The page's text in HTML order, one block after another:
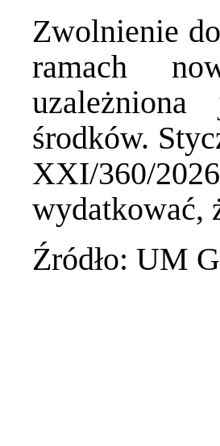
Zwolnienie
ramach
środków.
XXI/360/
wydatkować,
Źródło: UM